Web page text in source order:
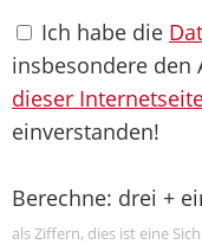
Ich habe die
insbesondere den
dieser
einverstanden!
Berechne: drei +
als Ziffern, dies ist eine